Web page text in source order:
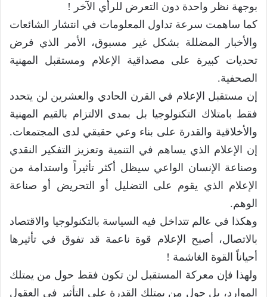
بوجهة نظر واحدة دون التعرض للرأي الآخر !
كما ساهمت سرعة تداول المعلومات في انتشار الشائعات
والأخبار المضللة بشكل غير مسبوق، الأمر الذي فرض
تحديات كبيرة على مصداقية الإعلام ومستقبل المهنية
الصحفية.
إن مستقبل الإعلام في القرن الحادي والعشرين لن يتحدد
فقط بامتلاك التكنولوجيا بل بمدى الالتزام بالقيم المهنية
والأخلاقية والقدرة على بناء وعي حقيقي لدى المجتمعات.
إن الإعلام الذي يساهم في التنمية وتعزيز التفكير النقدي
وصناعة الإنسان الواعي سيظل أكثر تأثيراً واستدامة من
الإعلام الذي يقوم على التضليل أو التحريض أو صناعة
الوهم.
وهكذا في عالم تتداخل فيه السياسة بالتكنولوجيا والاقتصاد
بالاتصال، أصبح الإعلام قوة ناعمة قد تفوق في تأثيرها
أحياناً القوة الغاشمة !
ولهذا فإن معركة المستقبل لن تكون فقط حول من يمتلك
الموارد، بل حول من يمتلك القدرة على التأثير في العقول